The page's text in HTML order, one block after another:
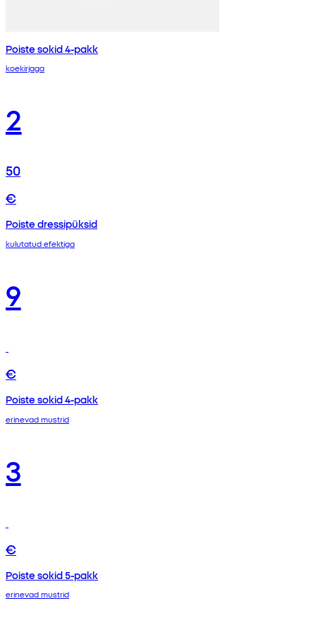
Poiste sokid 4-pakk
koekirjaga
2
50
€
Poiste dressipüksid
kulutatud efektiga
9
€
Poiste sokid 4-pakk
erinevad mustrid
3
€
Poiste sokid 5-pakk
erinevad mustrid